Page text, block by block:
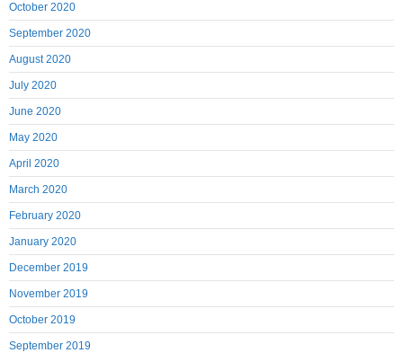
October 2020
September 2020
August 2020
July 2020
June 2020
May 2020
April 2020
March 2020
February 2020
January 2020
December 2019
November 2019
October 2019
September 2019